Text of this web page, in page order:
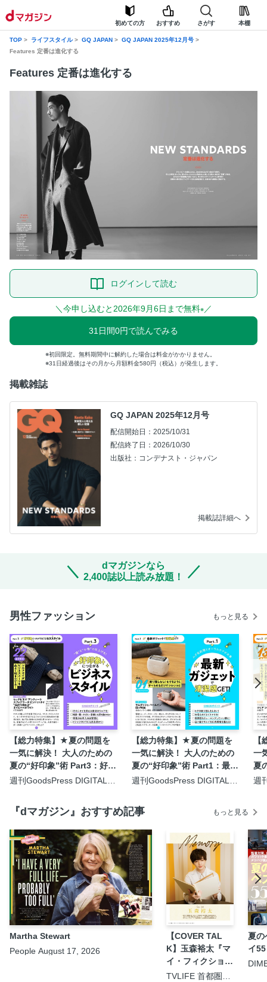
初めての方 おすすめ さがす 本棚
TOP ライフスタイル GQ JAPAN
GQ JAPAN 2025年12月号
Features 定番は進化する
Features 定番は進化する
ログインして読む
＼今申し込むと2026年9月6日まで無料※／
31日間0円で読んでみる
初回限定。無料期間中に解約した場合は料金がかかりません。
31日経過後はその月から月額料金580円（税込）が発生します。
掲載雑誌
GQ JAPAN 2025年12月号
配信開始日：2025/10/31
配信終了日：2026/10/30
出版社：コンデナスト・ジャパン
掲載誌詳細へ
dマガジンなら
2,400誌以上読み放題！
男性ファッション もっと見る
【総力特集】★夏の問題を
一気に解決！ 大人のための
夏の“好印象”術 Part3：好印
象につながるビジネススタ
週刊GoodsPress DIGITAL
【総力特集】★夏の問題を
一気に解決！ 大人のための
夏の“好印象”術 Part1：最新
ガジェットで“清潔感”GET!
週刊GoodsPress DIGITAL
一
夏
ス
週
『dマガジン』おすすめ記事 もっと見る
Martha Stewart
People August 17, 2026
【COVER TAL
K】玉森裕太『マ
イ・フィクショ
ン』
TVLIFE 首都圏版
夏の
イ55